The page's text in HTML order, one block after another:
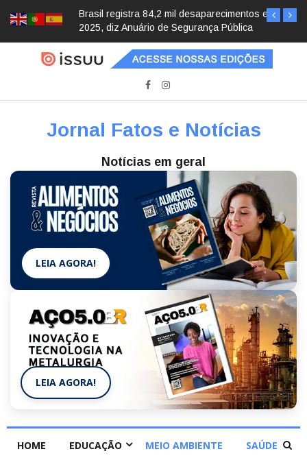
Brasil registra 84,2 mil desaparecimentos em
2025, diz Anuário de Segurança Pública
Jornal Fatos e Notícias
Notícias em geral
LEIA AGORA!
LEIA AGORA!
HOME EDUCAÇÃO MEIO AMBIENTE SAÚDE